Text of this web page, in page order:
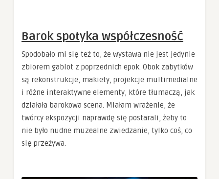
Barok spotyka współczesność
Spodobało mi się też to, że wystawa nie jest jedynie
zbiorem gablot z poprzednich epok. Obok zabytków
są rekonstrukcje, makiety, projekcje multimedialne
i różne interaktywne elementy, które tłumaczą, jak
działała barokowa scena. Miałam wrażenie, że
twórcy ekspozycji naprawdę się postarali, żeby to
nie było nudne muzealne zwiedzanie, tylko coś, co
się przeżywa.